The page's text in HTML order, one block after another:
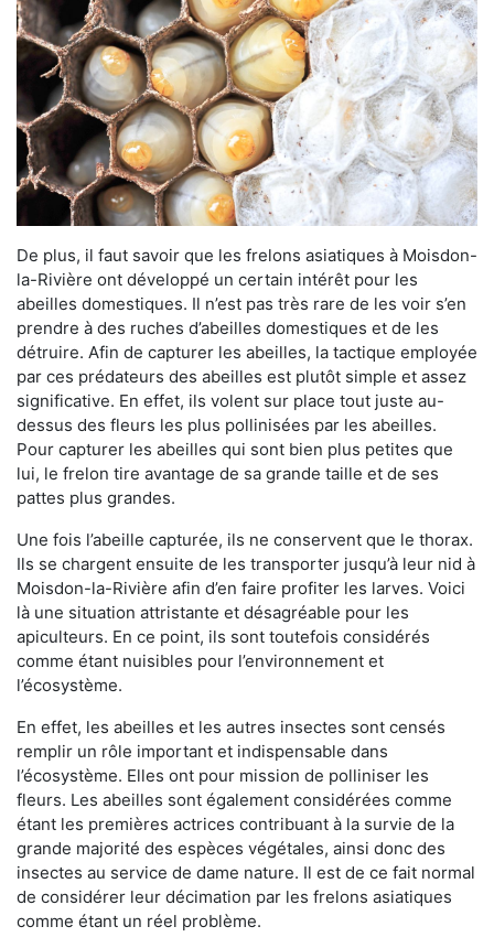
De plus, il faut savoir que les frelons asiatiques à Moisdon-
la-Rivière ont développé un certain intérêt pour les
abeilles domestiques. Il n’est pas très rare de les voir s’en
prendre à des ruches d’abeilles domestiques et de les
détruire. Afin de capturer les abeilles, la tactique employée
par ces prédateurs des abeilles est plutôt simple et assez
significative. En effet, ils volent sur place tout juste au-
dessus des fleurs les plus pollinisées par les abeilles.
Pour capturer les abeilles qui sont bien plus petites que
lui, le frelon tire avantage de sa grande taille et de ses
pattes plus grandes.
Une fois l’abeille capturée, ils ne conservent que le thorax.
Ils se chargent ensuite de les transporter jusqu’à leur nid à
Moisdon-la-Rivière afin d’en faire profiter les larves. Voici
là une situation attristante et désagréable pour les
apiculteurs. En ce point, ils sont toutefois considérés
comme étant nuisibles pour l’environnement et
l’écosystème.
En effet, les abeilles et les autres insectes sont censés
remplir un rôle important et indispensable dans
l’écosystème. Elles ont pour mission de polliniser les
fleurs. Les abeilles sont également considérées comme
étant les premières actrices contribuant à la survie de la
grande majorité des espèces végétales, ainsi donc des
insectes au service de dame nature. Il est de ce fait normal
de considérer leur décimation par les frelons asiatiques
comme étant un réel problème.